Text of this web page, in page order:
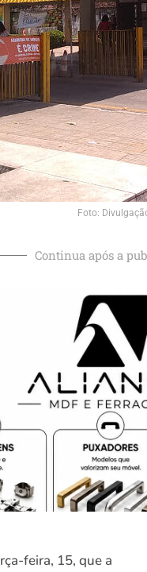
Foto:
Continua após a
feira, 15, que a